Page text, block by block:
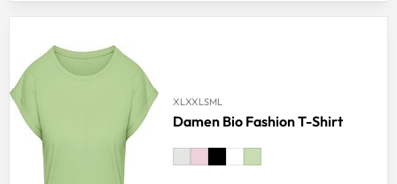
XLXXLSML
Damen Bio Fashion T-Shirt